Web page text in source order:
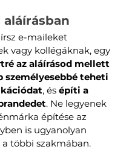
aláírásban
e-maileket
vagy kollégáknak, egy
az aláírásod mellett
személyesebbé teheti
, és építi a
. Ne legyenek
építése az
is ugyanolyan
többi szakmában.